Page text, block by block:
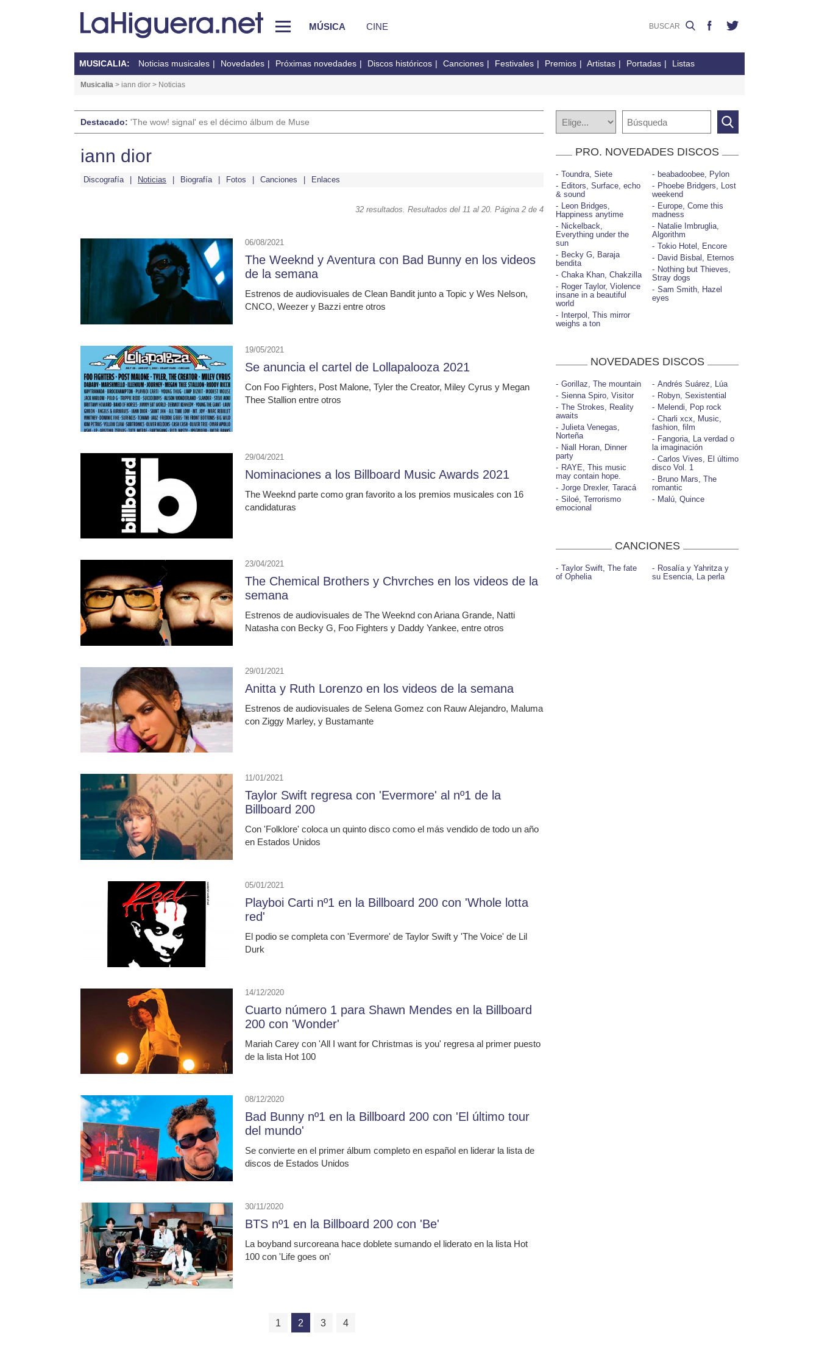
MÚSICA CINE
MUSICALIA: Noticias musicales Novedades Próximas novedades Discos históricos Canciones Festivales Premios Artistas Portadas Listas
Musicalia > iann dior > Noticias
Destacado: 'The wow! signal' es el décimo álbum de Muse
iann dior
Discografía Noticias Biografía Fotos Canciones Enlaces
32 resultados. Resultados del 11 al 20. Página 2 de 4
06/08/2021
The Weeknd y Aventura con Bad Bunny en los videos
de la semana
Estrenos de audiovisuales de Clean Bandit junto a Topic y Wes Nelson,
CNCO, Weezer y Bazzi entre otros
19/05/2021
Se anuncia el cartel de Lollapalooza 2021
Con Foo Fighters, Post Malone, Tyler the Creator, Miley Cyrus y Megan
Thee Stallion entre otros
29/04/2021
Nominaciones a los Billboard Music Awards 2021
The Weeknd parte como gran favorito a los premios musicales con 16
candidaturas
23/04/2021
The Chemical Brothers y Chvrches en los videos de la
semana
Estrenos de audiovisuales de The Weeknd con Ariana Grande, Natti
Natasha con Becky G, Foo Fighters y Daddy Yankee, entre otros
29/01/2021
Anitta y Ruth Lorenzo en los videos de la semana
Estrenos de audiovisuales de Selena Gomez con Rauw Alejandro, Maluma
con Ziggy Marley, y Bustamante
11/01/2021
Taylor Swift regresa con 'Evermore' al nº1 de la
Billboard 200
Con 'Folklore' coloca un quinto disco como el más vendido de todo un año
en Estados Unidos
05/01/2021
Playboi Carti nº1 en la Billboard 200 con 'Whole lotta
red'
El podio se completa con 'Evermore' de Taylor Swift y 'The Voice' de Lil
Durk
14/12/2020
Cuarto número 1 para Shawn Mendes en la Billboard
200 con 'Wonder'
Mariah Carey con 'All I want for Christmas is you' regresa al primer puesto
de la lista Hot 100
08/12/2020
Bad Bunny nº1 en la Billboard 200 con 'El último tour
del mundo'
Se convierte en el primer álbum completo en español en liderar la lista de
discos de Estados Unidos
30/11/2020
BTS nº1 en la Billboard 200 con 'Be'
La boyband surcoreana hace doblete sumando el liderato en la lista Hot
100 con 'Life goes on'
1 2 3 4
PRO. NOVEDADES DISCOS
Toundra, Siete
Editors, Surface, echo
& sound
Leon Bridges,
Happiness anytime
Nickelback,
Everything under the
sun
Becky G, Baraja
bendita
Chaka Khan, Chakzilla
Roger Taylor, Violence
insane in a beautiful
world
Interpol, This mirror
weighs a ton
beabadoobee, Pylon
Phoebe Bridgers, Lost
weekend
Europe, Come this
madness
Natalie Imbruglia,
Algorithm
Tokio Hotel, Encore
David Bisbal, Eternos
Nothing but Thieves,
Stray dogs
Sam Smith, Hazel
eyes
NOVEDADES DISCOS
Gorillaz, The mountain
Sienna Spiro, Visitor
The Strokes, Reality
awaits
Julieta Venegas,
Norteña
Niall Horan, Dinner
party
RAYE, This music
may contain hope.
Jorge Drexler, Taracá
Siloé, Terrorismo
emocional
Andrés Suárez, Lúa
Robyn, Sexistential
Melendi, Pop rock
Charli xcx, Music,
fashion, film
Fangoria, La verdad o
la imaginación
Carlos Vives, El último
disco Vol. 1
Bruno Mars, The
romantic
Malú, Quince
CANCIONES
Taylor Swift, The fate
of Ophelia
Rosalía y Yahritza y
su Esencia, La perla